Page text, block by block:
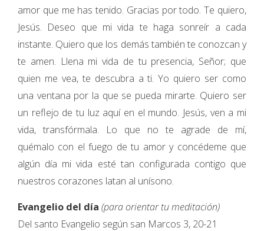
amor que me has tenido. Gracias por todo. Te quiero,
Jesús. Deseo que mi vida te haga sonreír a cada
instante. Quiero que los demás también te conozcan y
te amen. Llena mi vida de tu presencia, Señor; que
quien me vea, te descubra a ti. Yo quiero ser como
una ventana por la que se pueda mirarte. Quiero ser
un reflejo de tu luz aquí en el mundo. Jesús, ven a mi
vida, transfórmala. Lo que no te agrade de mí,
quémalo con el fuego de tu amor y concédeme que
algún día mi vida esté tan configurada contigo que
nuestros corazones latan al unísono.
Evangelio del día (para orientar tu meditación)
Del santo Evangelio según san Marcos 3, 20-21